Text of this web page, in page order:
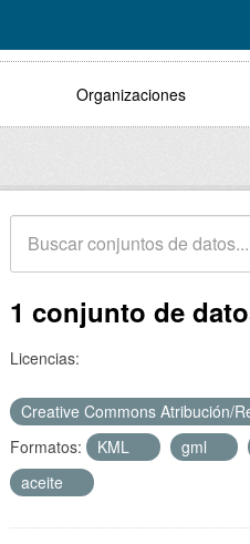
Organizaciones
1 conjunto de
Licencias:
Creative Commons Atribución/
Formatos:
KML gml
aceite